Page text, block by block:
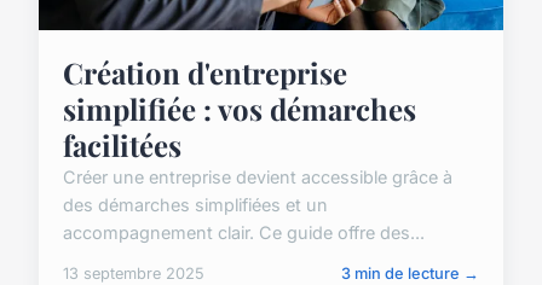
Création d'entreprise
simplifiée : vos démarches
facilitées
Créer une entreprise devient accessible grâce à
des démarches simplifiées et un
accompagnement clair. Ce guide offre des...
13 septembre 2025 3 min de lecture →